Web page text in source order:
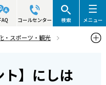
コールセンター 検索 メニュー
・スポーツ・観光
ワークショップ
ト】にしは